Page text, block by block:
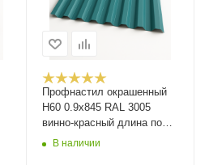
Профнастил окрашенный
Н60 0.9х845 RAL 3005
винно-красный длина под
заказ арт.1255441
В наличии